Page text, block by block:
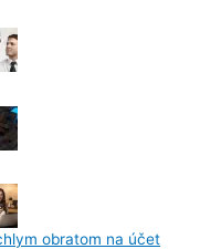
obratom na účet